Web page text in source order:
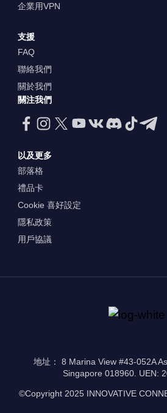
企業用VPN
支援
FAQ
聯絡我們
關於我們
關注我們
以及更多
部落格
禮品卡
Cookie 喜好設定
隱私政策
用戶協議
地址： 8 Marina View #43-052A
Singapore 018960. UEN:
©Copyright 2025 INNOVATIVE